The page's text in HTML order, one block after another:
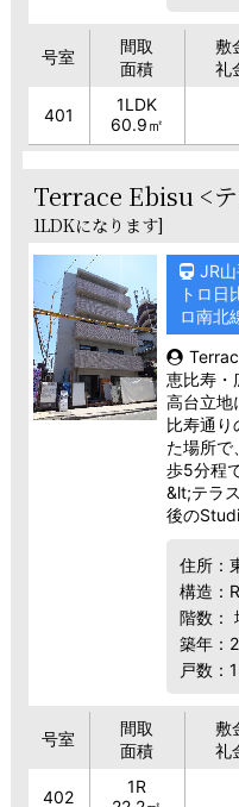
号室
間取
面積
敷
礼
401
1LDK
60.9㎡
Terrace Ebisu <
1LDKになります]
JR
トロ日
ロ南北
恵比寿・
高台立地
比寿通り
た場所で
歩5分程
&lt;テラ
後の
住所：
構造：
階数：
築年：
戸数：
号室
間取
面積
敷
礼
402
1R